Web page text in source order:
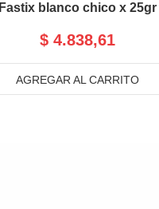
Fastix blanco chico x 25gr
$ 4.838,61
AGREGAR AL CARRITO